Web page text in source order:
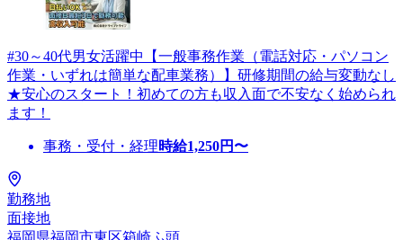
#30～40代男女活躍中【一般事務作業（電話対応・パソコン
作業・いずれは簡単な配車業務）】研修期間の給与変動なし
★安心のスタート！初めての方も収入面で不安なく始められ
ます！
事務・受付・経理時給1,250円〜
勤務地
面接地
福岡県福岡市東区箱崎ふ頭